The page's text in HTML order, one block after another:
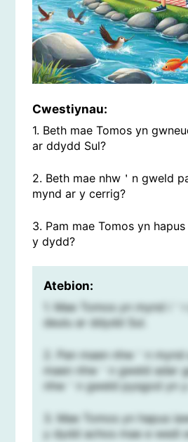
Cwestiynau:
1. Beth mae Tomos yn
ar ddydd Sul?
2. Beth mae nhw＇n gweld
mynd ar y cerrig?
3. Pam mae Tomos yn
y dydd?
Atebion:
1. Mae Tomos yn mynd i＇
deulu ar ddydd Sul.
2. Pan maen nhw＇n
maen nhw＇n gweld adar
nhw＇n gweld pysgod yn
3. Mae Tomos yn hapus
y dydd achos mae e wedi